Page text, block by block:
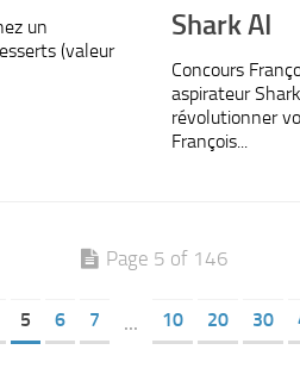
un
(valeur
Shark AI
Concours
aspirateur
révolutionner
François...
Page 5 of 146
5 6 7 ... 10 20 30